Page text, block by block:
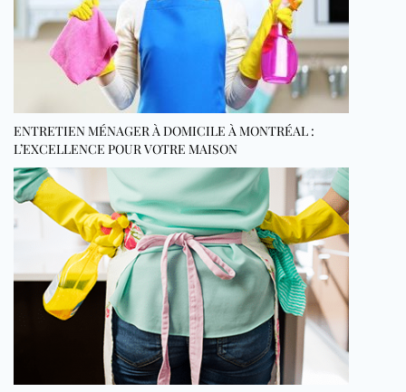
ENTRETIEN MÉNAGER À DOMICILE À MONTRÉAL :
L’EXCELLENCE POUR VOTRE MAISON